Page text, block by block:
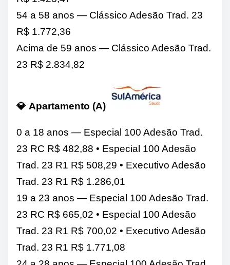
54 a 58 anos — Clássico Adesão Trad. 23
R$ 1.772,36
Acima de 59 anos — Clássico Adesão Trad.
23 R$ 2.834,82
💎 Apartamento (A)
0 a 18 anos — Especial 100 Adesão Trad.
23 RC R$ 482,88 • Especial 100 Adesão
Trad. 23 R1 R$ 508,29 • Executivo Adesão
Trad. 23 R1 R$ 1.286,01
19 a 23 anos — Especial 100 Adesão Trad.
23 RC R$ 665,02 • Especial 100 Adesão
Trad. 23 R1 R$ 700,02 • Executivo Adesão
Trad. 23 R1 R$ 1.771,08